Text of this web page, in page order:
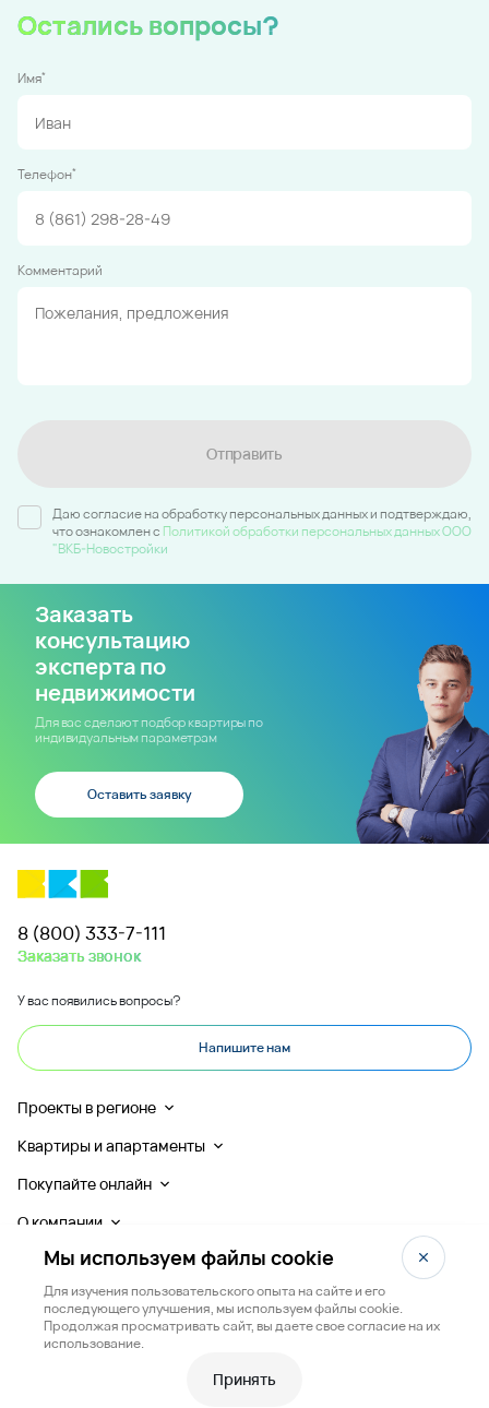
Остались вопросы?
Имя*
Телефон*
Комментарий
Отправить
Даю согласие на обработку персональных данных и подтверждаю,
что ознакомлен c Политикой обработки персональных данных ООО
"ВКБ-Новостройки
Мы используем файлы cookie
Для изучения пользовательского опыта на сайте и его
последующего улучшения, мы используем файлы cookie.
Продолжая просматривать сайт, вы даете свое согласие на их
использование.
Принять
Заказать
консультацию
эксперта по
недвижимости
Для вас сделают подбор квартиры по
индивидуальным параметрам
Оставить заявку
8 (800) 333-7-111
Заказать звонок
У вас появились вопросы?
Напишите нам
Проекты в регионе
Квартиры и апартаменты
Покупайте онлайн
О компании
Любая информация, представленная на данном сайте, носит исключительно
информационный характер и ни при каких условиях не является публичной офертой,